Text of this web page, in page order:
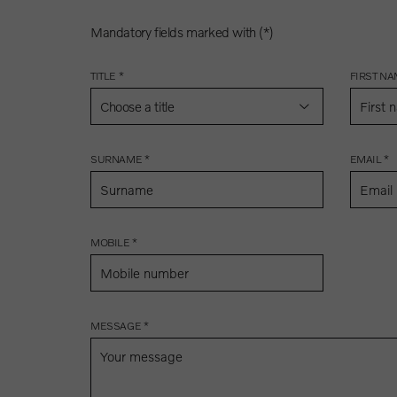
Mandatory fields marked with (*)
TITLE *
Choose a title
FIRST
SURNAME * EMAIL *
MOBILE *
MESSAGE *